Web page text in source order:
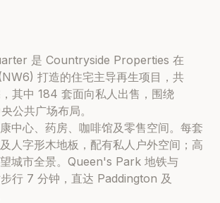
是 Countryside Properties 在
打造的住宅主导再生项目，共
其中 184 套面向私人出售，围绕
公共广场布局。
中心、药房、咖啡馆及零售空间。每套
人字形木地板，配有私人户外空间；高
城市全景。Queen's Park 地铁与
行 7 分钟，直达 Paddington 及